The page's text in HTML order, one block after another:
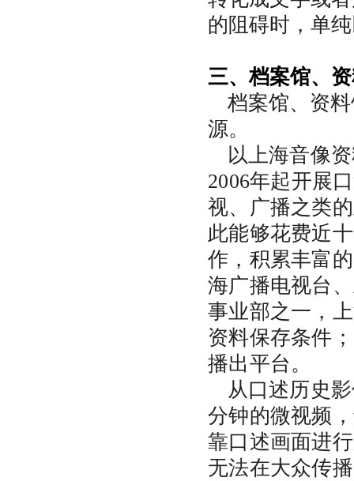
的阻碍时，单
三、档案馆、
档案馆、资
源。
以上海音像
2006年起开展
视、广播之类
此能够花费近
作，积累丰富
海广播电视台
事业部之一，
资料保存条件
播出平台。
从口述历史
分钟的微视频
靠口述画面进
无法在大众传